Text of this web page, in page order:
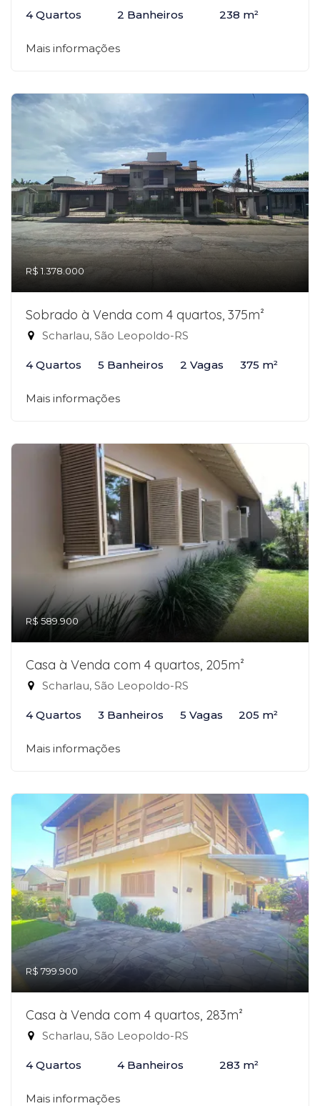
4 Quartos 2 Banheiros 238 m²
Mais informações
R$ 1.378.000
Sobrado à Venda com 4 quartos, 375m²
Scharlau, São Leopoldo-RS
4 Quartos 5 Banheiros 2 Vagas 375 m²
Mais informações
R$ 589.900
Casa à Venda com 4 quartos, 205m²
Scharlau, São Leopoldo-RS
4 Quartos 3 Banheiros 5 Vagas 205 m²
Mais informações
R$ 799.900
Casa à Venda com 4 quartos, 283m²
Scharlau, São Leopoldo-RS
4 Quartos 4 Banheiros 283 m²
Mais informações